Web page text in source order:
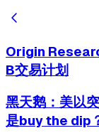
Origin
B交易计划
黑天鹅：美以
是buy the dip